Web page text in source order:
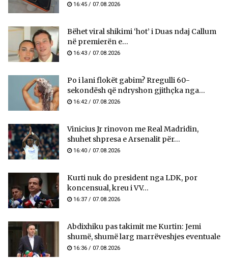
16:45 / 07.08.2026
Bëhet viral shikimi ‘hot’ i Duas ndaj Callum
në premierën e...
16:43 / 07.08.2026
Po i lani flokët gabim? Rregulli 60-
sekondësh që ndryshon gjithçka nga...
16:42 / 07.08.2026
Vinicius Jr rinovon me Real Madridin,
shuhet shpresa e Arsenalit për...
16:40 / 07.08.2026
Kurti nuk do president nga LDK, por
koncensual, kreu i VV...
16:37 / 07.08.2026
Abdixhiku pas takimit me Kurtin: Jemi
shumë, shumë larg marrëveshjes eventuale
16:36 / 07.08.2026